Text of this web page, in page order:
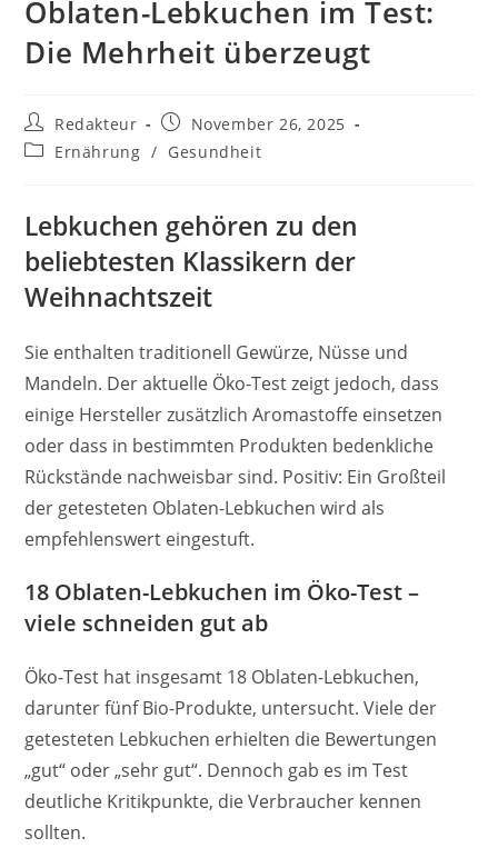
Oblaten-Lebkuchen im Test:
Die Mehrheit überzeugt
Beitrags-
Autor:
Redakteur
Beitrag
veröffentlicht:
November 26, 2025
Beitrags-
Ernährung / Gesundheit
Lebkuchen gehören zu den
beliebtesten Klassikern der
Weihnachtszeit
Sie enthalten traditionell Gewürze, Nüsse und
Mandeln. Der aktuelle Öko-Test zeigt jedoch, dass
einige Hersteller zusätzlich Aromastoffe einsetzen
oder dass in bestimmten Produkten bedenkliche
Rückstände nachweisbar sind. Positiv: Ein Großteil
der getesteten Oblaten-Lebkuchen wird als
empfehlenswert eingestuft.
18 Oblaten-Lebkuchen im Öko-Test –
viele schneiden gut ab
Öko-Test hat insgesamt 18 Oblaten-Lebkuchen,
darunter fünf Bio-Produkte, untersucht. Viele der
getesteten Lebkuchen erhielten die Bewertungen
„gut“ oder „sehr gut“. Dennoch gab es im Test
deutliche Kritikpunkte, die Verbraucher kennen
sollten.